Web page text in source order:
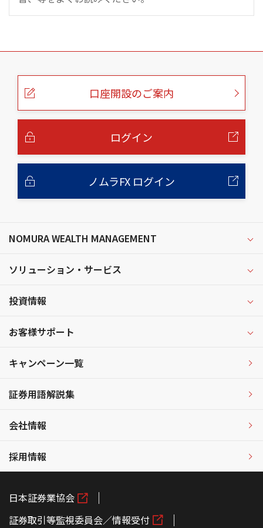
こ
口座開設のご案内
ログイン
ノムラFX ログイン
NOMURA WEALTH MANAGEMENT
ソリューション・サービス
投資情報
お客様サポート
キャンペーン一覧
証券用語解説集
会社情報
採用情報
日本証券業協会
証券取引等監視委員会／情報受付